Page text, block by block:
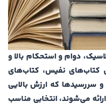
دوام و استحکام بالا و
کتاب‌های نفیس، کتاب‌های
سررسیدها که ارزش بالایی
می‌شوند، انتخابی مناسب